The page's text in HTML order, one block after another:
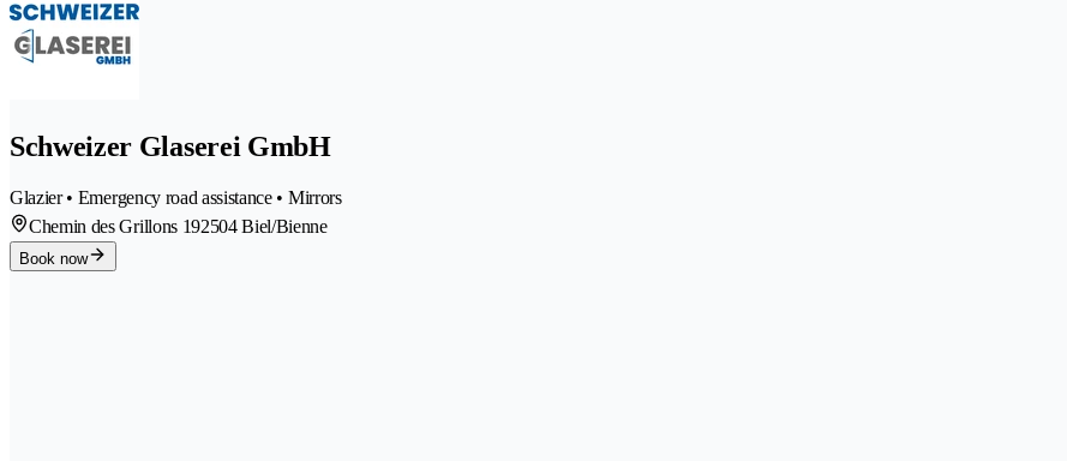
Schweizer Glaserei GmbH
Glazier • Emergency road assistance • Mirrors
Chemin des Grillons 192504 Biel/Bienne
Book now